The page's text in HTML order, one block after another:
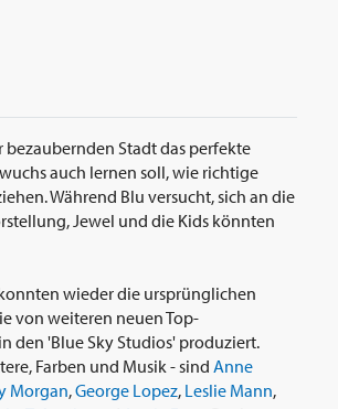
bezaubernden Stadt das perfekte
auch lernen soll, wie richtige
Während Blu versucht, sich an die
Jewel und die Kids könnten
wieder die ursprünglichen
von weiteren neuen Top-
den 'Blue Sky Studios' produziert.
Farben und Musik - sind Anne
Morgan,George Lopez, Leslie Mann,